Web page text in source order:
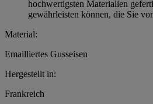
hochwertigsten Materialien
gewährleisten können, die Sie
Material:
Emailliertes Gusseisen
Hergestellt in:
Frankreich